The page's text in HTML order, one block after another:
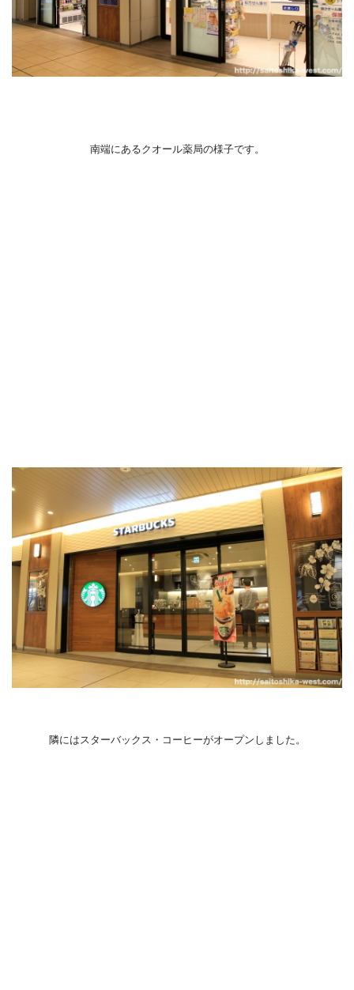
南端にあるクオール薬局の様子です。
隣にはスターバックス・コーヒーがオープンしました。